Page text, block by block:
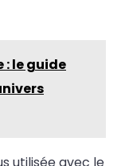
: le guide